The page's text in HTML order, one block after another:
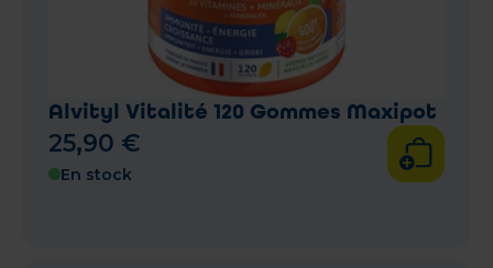
Alvityl Vitalité 120 Gommes Maxipot
25,90 €
En stock